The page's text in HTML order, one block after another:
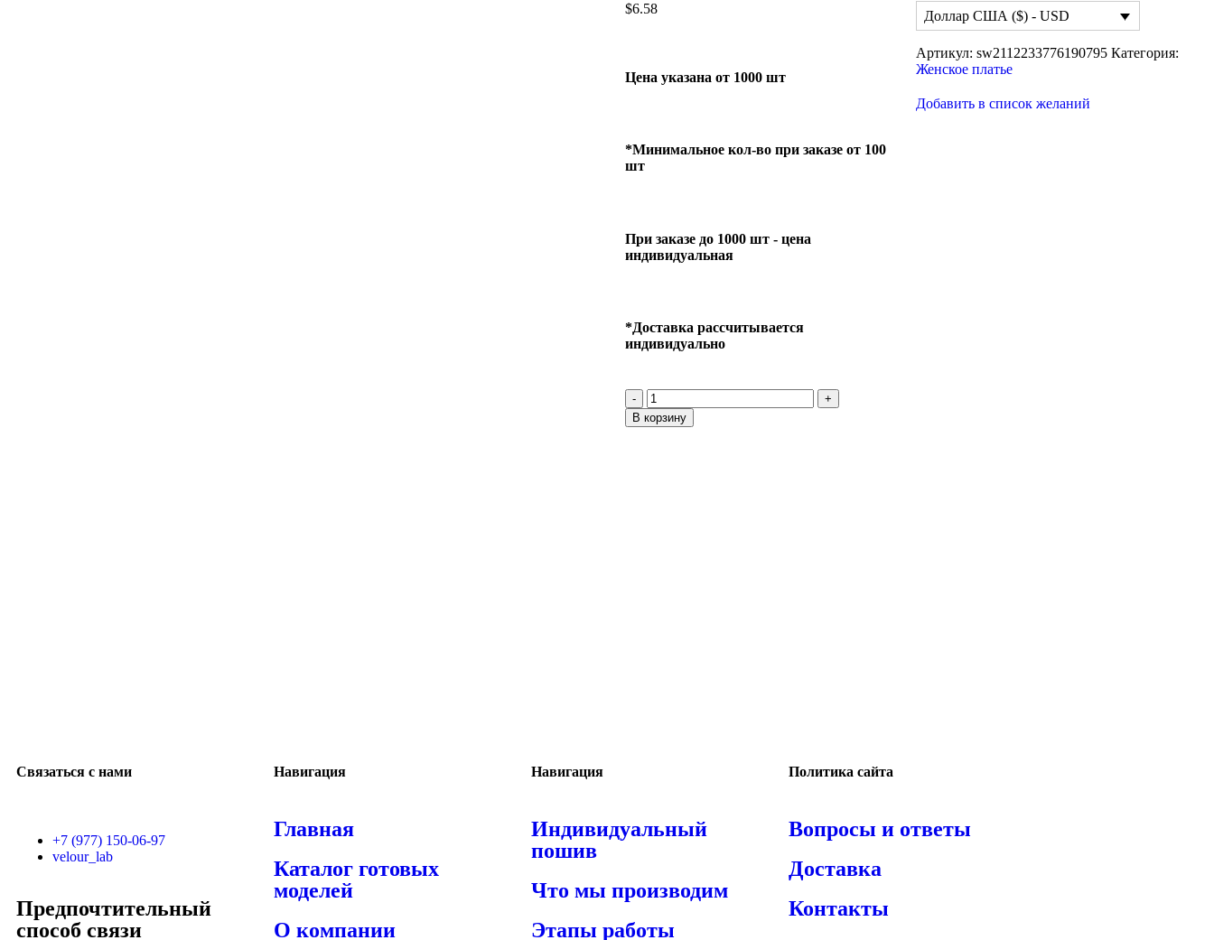
$6.58
Цена указана от 1000 шт
*Минимальное кол-во при заказе от 100
шт
При заказе до 1000 шт - цена
индивидуальная
*Доставка рассчитывается
индивидуально
Доллар США ($) - USD
Артикул: sw2112233776190795 Категория:
Женское платье
Добавить в список желаний
В корзину
Связаться с нами
+7 (977) 150-06-97
velour_lab
Предпочтительный
способ связи
Навигация
Главная
Каталог готовых
моделей
О компании
Навигация
Индивидуальный
пошив
Что мы производим
Этапы работы
Политика сайта
Вопросы и ответы
Доставка
Контакты